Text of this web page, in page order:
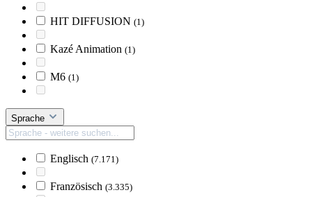
HIT DIFFUSION (1)
Kazé Animation (1)
M6 (1)
Sprache
Englisch (7.171)
Französisch (3.335)